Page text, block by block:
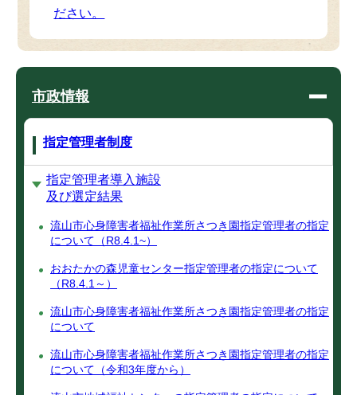
ださい。
市政情報
指定管理者制度
指定管理者導入施設
及び選定結果
流山市心身障害者福祉作業所さつき園指定管理者の指定
について（R8.4.1~）
おおたかの森児童センター指定管理者の指定について
（R8.4.1～）
流山市心身障害者福祉作業所さつき園指定管理者の指定
について
流山市心身障害者福祉作業所さつき園指定管理者の指定
について（令和3年度から）